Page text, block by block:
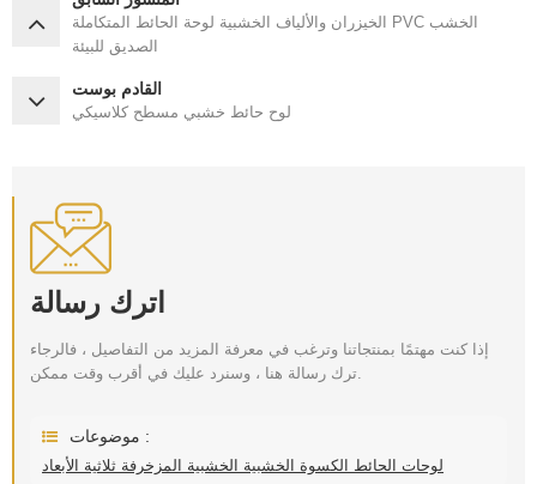
الخيزران والألياف الخشبية لوحة الحائط المتكاملة PVC الخشب
الصديق للبيئة
القادم بوست
لوح حائط خشبي مسطح كلاسيكي
اترك رسالة
إذا كنت مهتمًا بمنتجاتنا وترغب في معرفة المزيد من التفاصيل ، فالرجاء
موضوعات :
لوحات الحائط الكسوة الخشبية الخشبية المزخرفة ثلاثية الأبعاد